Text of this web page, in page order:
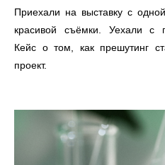
Приехали на выставку с
красивой съёмки. Уехали с
Кейс о том, как прешутинг
проект.